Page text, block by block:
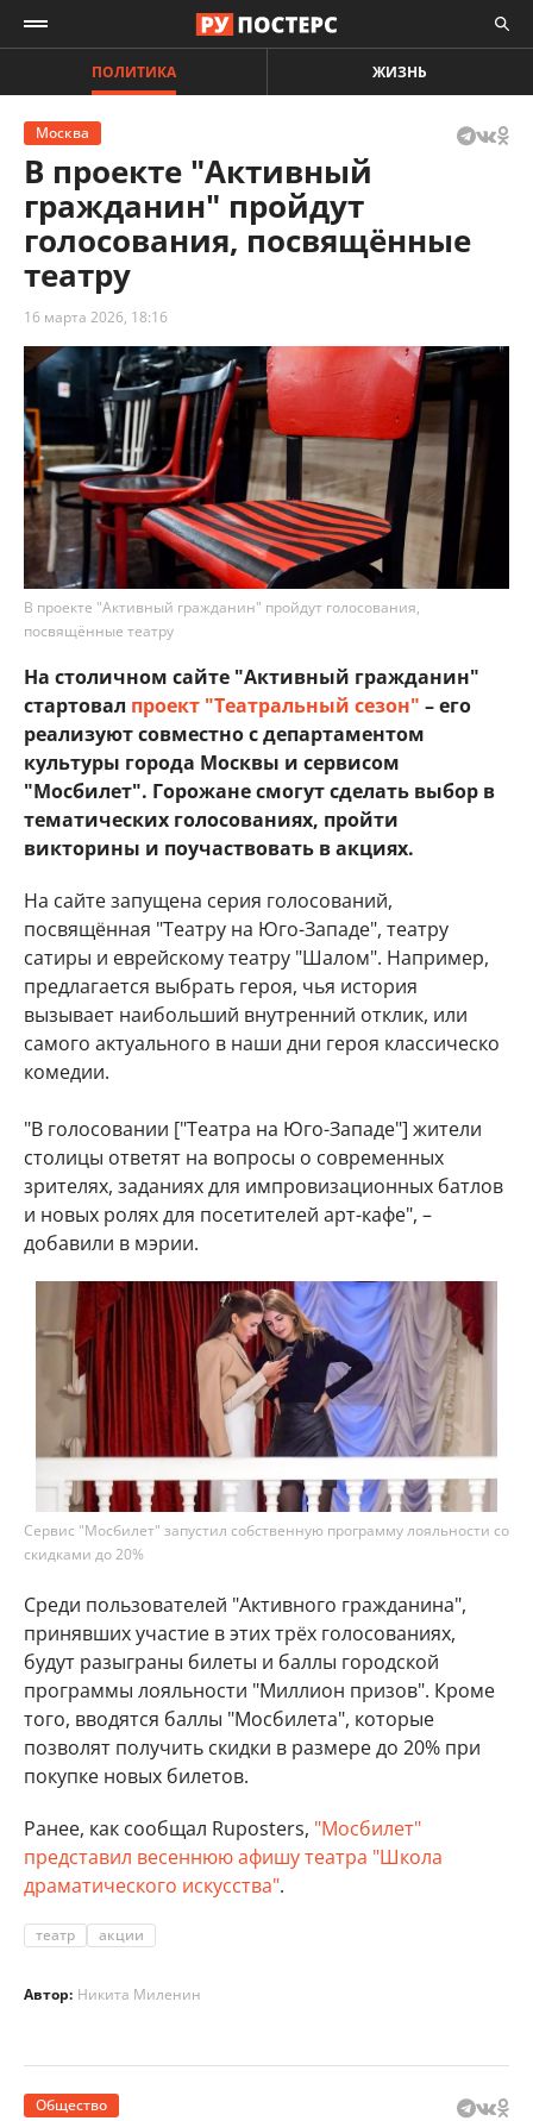
ПОЛИТИКА ЖИЗНЬ
Москва
В проекте "Активный
гражданин" пройдут
голосования, посвящённые
театру
16 марта 2026, 18:16
В проекте "Активный гражданин" пройдут голосования,
посвящённые театру
На столичном сайте "Активный гражданин"
стартовал проект "Театральный сезон" – его
реализуют совместно с департаментом
культуры города Москвы и сервисом
"Мосбилет". Горожане смогут сделать выбор в
тематических голосованиях, пройти
викторины и поучаствовать в акциях.
На сайте запущена серия голосований,
посвящённая "Театру на Юго-Западе", театру
сатиры и еврейскому театру "Шалом". Например,
предлагается выбрать героя, чья история
вызывает наибольший внутренний отклик, или
самого актуального в наши дни героя классическо
комедии.
"В голосовании ["Театра на Юго-Западе"] жители
столицы ответят на вопросы о современных
зрителях, заданиях для импровизационных батлов
и новых ролях для посетителей арт-кафе", –
добавили в мэрии.
Сервис "Мосбилет" запустил собственную программу лояльности со
скидками до 20%
Среди пользователей "Активного гражданина",
принявших участие в этих трёх голосованиях,
будут разыграны билеты и баллы городской
программы лояльности "Миллион призов". Кроме
того, вводятся баллы "Мосбилета", которые
позволят получить скидки в размере до 20% при
покупке новых билетов.
Ранее, как сообщал Ruposters, "Мосбилет"
представил весеннюю афишу театра "Школа
драматического искусства".
театр акции
Автор: Никита Миленин
Общество